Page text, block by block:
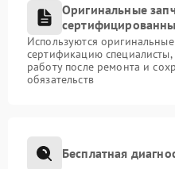
Оригинальные
Используются
сертификацию
работу после ремонта и
обязательств
Бесплатная